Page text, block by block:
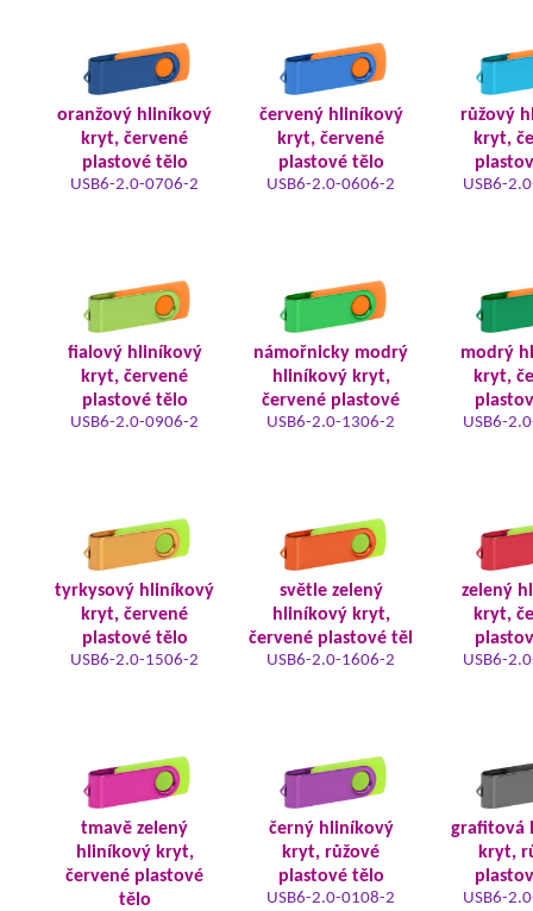
oranžový hliníkový
kryt, červené
plastové tělo
USB6-2.0-0706-2
červený hliníkový
kryt, červené
plastové tělo
USB6-2.0-0606-2
růžový
kryt,
USB6-
fialový hliníkový
kryt, červené
plastové tělo
USB6-2.0-0906-2
námořnicky modrý
hliníkový kryt,
červené plastové
USB6-2.0-1306-2
modrý
kryt,
USB6-
tyrkysový hliníkový
kryt, červené
plastové tělo
USB6-2.0-1506-2
světle zelený
hliníkový kryt,
červené plastové těl
USB6-2.0-1606-2
zelený
kryt,
USB6-
tmavě zelený
hliníkový kryt,
červené plastové
tělo
černý hliníkový
kryt, růžové
plastové tělo
USB6-2.0-0108-2
grafitová
kryt,
USB6-